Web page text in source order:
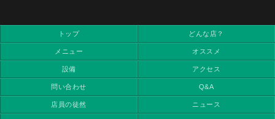
トップ どんな店？
メニュー オススメ
設備 アクセス
問い合わせ Q&A
店員の徒然 ニュース